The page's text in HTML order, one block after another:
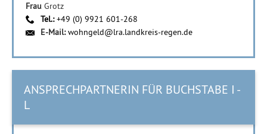
Frau Grotz
Tel.:+49 (0) 9921 601-268
E-Mail:wohngeld@lra.landkreis-regen.de
ANSPRECHPARTNERIN FÜR BUCHSTABE I -
L